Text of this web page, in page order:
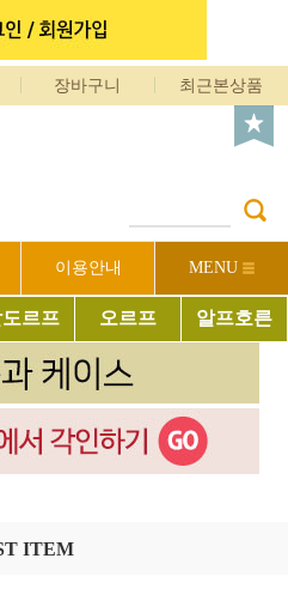
장바구니 최근본상품
이용안내 MENU
르프 오르프 알프호른
ITEM